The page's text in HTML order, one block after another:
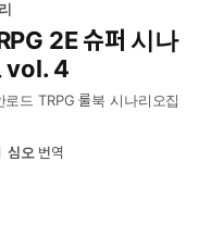
2E 슈퍼 시나
vol. 4
드 TRPG 룰북 시나리오집
심오 번역